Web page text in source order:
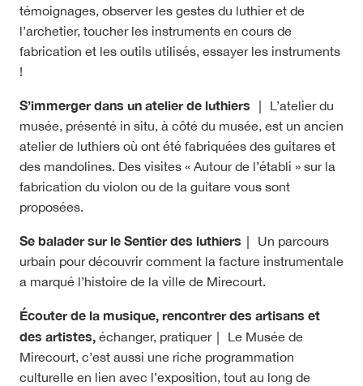
témoignages, observer les gestes du luthier et de
l’archetier, toucher les instruments en cours de
fabrication et les outils utilisés, essayer les instruments
!
S’immerger dans un atelier de luthiers │
L’atelier du
musée, présenté in situ, à côté du musée, est un ancien
atelier de luthiers où ont été fabriquées des guitares et
des mandolines. Des visites « Autour de l’établi » sur la
fabrication du violon ou de la guitare vous sont
proposées.
Se balader sur le Sentier des luthiers│
Un parcours
urbain pour découvrir comment la facture instrumentale
a marqué l’histoire de la ville de Mirecourt.
Écouter de la musique, rencontrer des artisans et
des artistes, échanger, pratiquer│ Le Musée de
Mirecourt, c’est aussi une riche programmation
culturelle en lien avec l’exposition, tout au long de